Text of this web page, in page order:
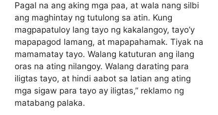
Pagal na ang aking mga paa, at wala nang silbi
ang maghintay ng tutulong sa atin. Kung
magpapatuloy lang tayo ng kakalangoy, tayo’y
mapapagod lamang, at mapapahamak. Tiyak na
mamamatay tayo. Walang katuturan ang ilang
oras na ating nilangoy. Walang darating para
iligtas tayo, at hindi aabot sa latian ang ating
mga sigaw para tayo ay iligtas,” reklamo ng
matabang palaka.